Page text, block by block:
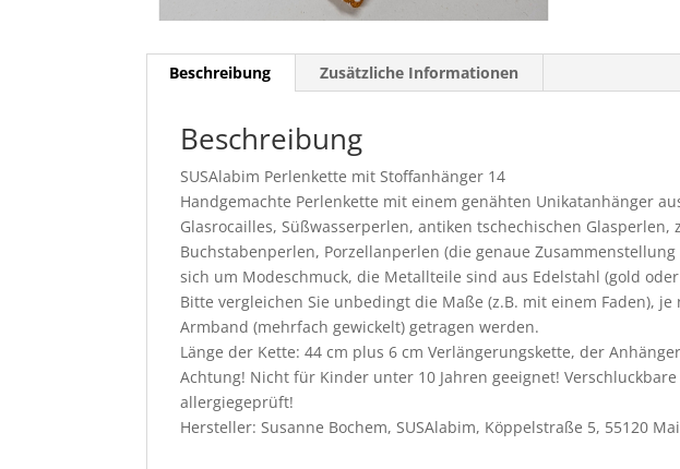
Beschreibung Zusätzliche Informationen
Beschreibung
SUSAlabim Perlenkette mit Stoffanhänger 14
Handgemachte Perlenkette mit einem genähten Unikatanhänger
Glasrocailles, Süßwasserperlen, antiken tschechischen Glasperlen,
Buchstabenperlen, Porzellanperlen (die genaue
sich um Modeschmuck, die Metallteile sind aus Edelstahl (gold
Bitte vergleichen Sie unbedingt die Maße (z.B. mit einem Faden),
Armband (mehrfach gewickelt) getragen werden.
Länge der Kette: 44 cm plus 6 cm Verlängerungskette, der
Achtung! Nicht für Kinder unter 10 Jahren geeignet!
allergiegeprüft!
Hersteller: Susanne Bochem, SUSAlabim, Köppelstraße 5, 55120